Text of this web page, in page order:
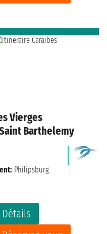
Vierges
Barthelemy
Détails
Philipsburg